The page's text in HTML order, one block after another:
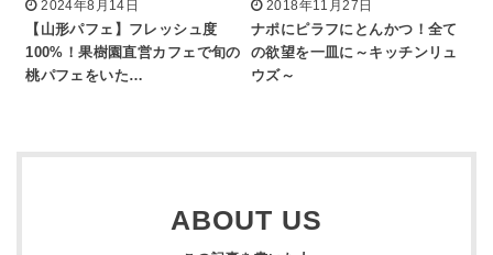
2024年8月14日
【山形パフェ】フレッシュ度
100%！果樹園直営カフェで旬の
桃パフェをいた…
2018年11月27日
ナポにピラフにとんかつ！全て
の欲望を一皿に～キッチンリュ
ウズ～
ABOUT US